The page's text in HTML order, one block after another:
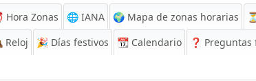
Hora Zonas 🌐 IANA 🌍 Mapa de zonas horarias ⏳
Reloj 🎉 Días festivos 📆 Calendario ❓ Preguntas